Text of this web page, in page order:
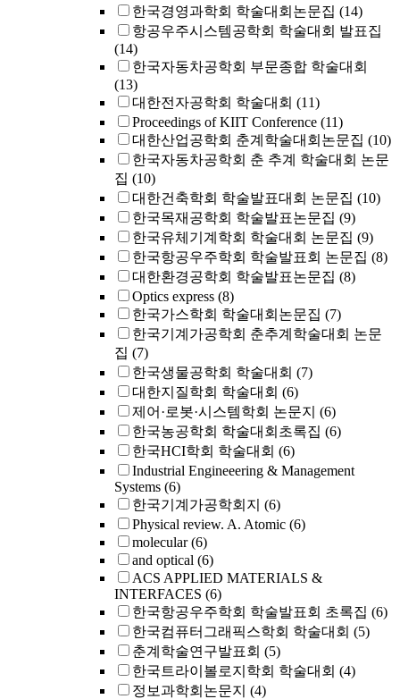
한국경영과학회 학술대회논문집 (14)
항공우주시스템공학회 학술대회 발표집
(14)
한국자동차공학회 부문종합 학술대회
(13)
대한전자공학회 학술대회 (11)
Proceedings of KIIT Conference (11)
대한산업공학회 춘계학술대회논문집 (10)
한국자동차공학회 춘 추계 학술대회 논문
집 (10)
대한건축학회 학술발표대회 논문집 (10)
한국목재공학회 학술발표논문집 (9)
한국유체기계학회 학술대회 논문집 (9)
한국항공우주학회 학술발표회 논문집 (8)
대한환경공학회 학술발표논문집 (8)
Optics express (8)
한국가스학회 학술대회논문집 (7)
한국기계가공학회 춘추계학술대회 논문
집 (7)
한국생물공학회 학술대회 (7)
대한지질학회 학술대회 (6)
제어·로봇·시스템학회 논문지 (6)
한국농공학회 학술대회초록집 (6)
한국HCI학회 학술대회 (6)
Industrial Engineeering & Management
Systems (6)
한국기계가공학회지 (6)
Physical review. A. Atomic (6)
molecular (6)
and optical (6)
ACS APPLIED MATERIALS &
INTERFACES (6)
한국항공우주학회 학술발표회 초록집 (6)
한국컴퓨터그래픽스학회 학술대회 (5)
춘계학술연구발표회 (5)
한국트라이볼로지학회 학술대회 (4)
정보과학회논문지 (4)